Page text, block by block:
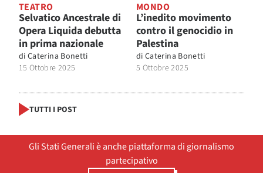
TEATRO
Selvatico Ancestrale di
Opera Liquida debutta
in prima nazionale
di Caterina Bonetti
15 Ottobre 2025
MONDO
L’inedito movimento
contro il genocidio in
Palestina
di Caterina Bonetti
5 Ottobre 2025
TUTTI I POST
Gli Stati Generali è anche piattaforma di giornalismo
partecipativo